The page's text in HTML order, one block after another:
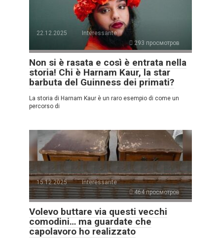
22.12.2025
Interessante
293 просмотров
Non si è rasata e così è entrata nella
storia! Chi è Harnam Kaur, la star
barbuta del Guinness dei primati?
La storia di Harnam Kaur è un raro esempio di come un
percorso di
15.12.2025
Interessante
464 просмотров
Volevo buttare via questi vecchi
comodini… ma guardate che
capolavoro ho realizzato